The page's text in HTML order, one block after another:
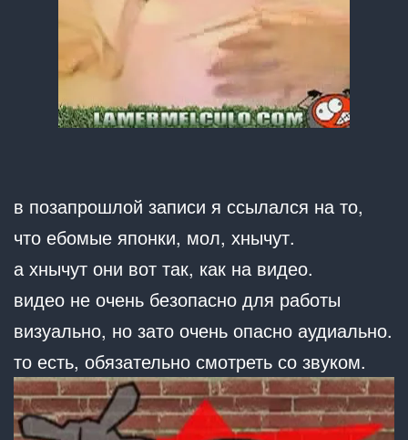
в позапрошлой записи я ссылался на то,
что ебомые японки, мол, хнычут.
а хнычут они вот так, как на видео.
видео не очень безопасно для работы
визуально, но зато очень опасно аудиально.
то есть, обязательно смотреть со звуком.
Видеоплеер